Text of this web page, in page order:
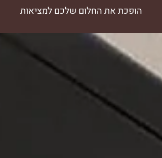
הופכת את החלום שלכם למציאות